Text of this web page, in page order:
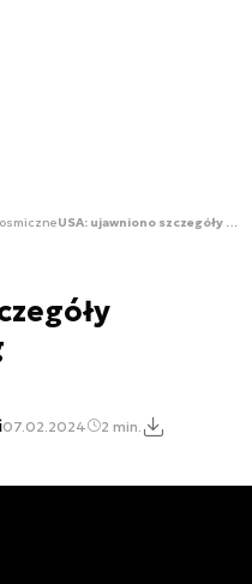
USA: ujawniono szczegóły projektu Blue Ring
07.02.2024 2 min.